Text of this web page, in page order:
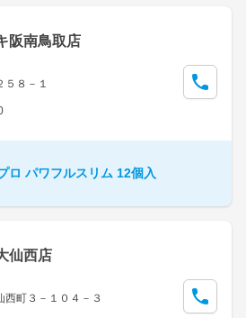
阪南鳥取店
８－１
ロ パワフルスリム 12個入
仙西店
西町３－１０４－３